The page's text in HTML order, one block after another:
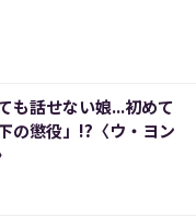
も話せない娘...初めて
の懲役」!?〈ウ・ヨン